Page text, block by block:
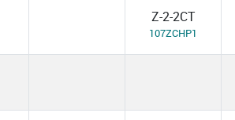
Z-2-2CT
107ZCHP1